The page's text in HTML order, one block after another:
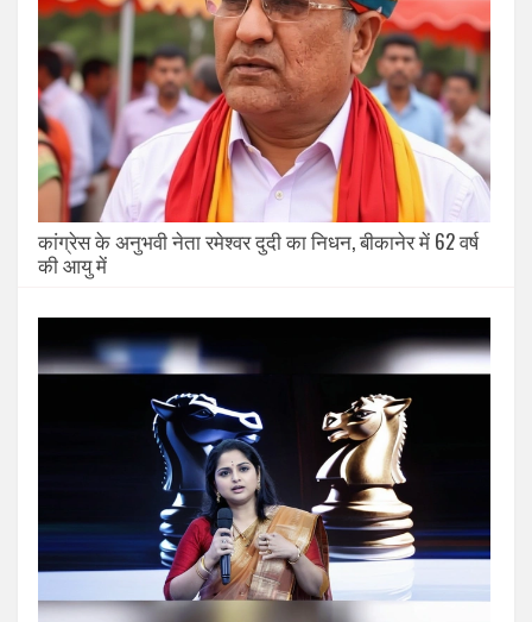
कांग्रेस के अनुभवी नेता रमेश्वर दुदी का निधन, बीकानेर में 62 वर्ष
की आयु में